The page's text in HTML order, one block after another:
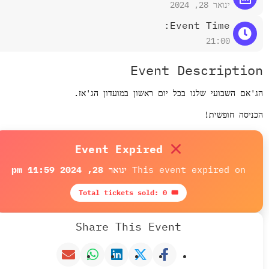
ינואר 28, 2024
Event Time:
21:00
Event
השבועי שלנו בכל יום ראשון במועדון הג'אז.
חופשית!
Event Expired
This event expired on ינואר 28, 2024 11:59 pm
🎟 Total tickets sold: 0
Share This Event